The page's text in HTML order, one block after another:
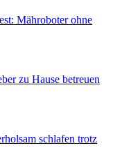
Mähroboter ohne
zu Hause betreuen
schlafen trotz